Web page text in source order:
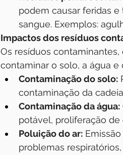
podem causar feridas
sangue. Exemplos:
Impactos dos resíduos
Os resíduos contaminantes,
contaminar o solo, a água
Contaminação do solo:
contaminação da
Contaminação da água:
potável, proliferação
Poluição do ar:
problemas